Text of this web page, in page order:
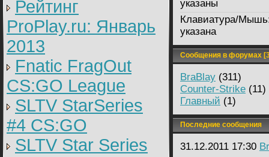
Рейтинг
ProPlay.ru: Январь
2013
Fnatic FragOut
CS:GO League
SLTV StarSeries
#4 CS:GO
SLTV Star Series
указаны
Клавиатура/
указана
Сообщения в форумах
BraBlay (311)
Counter-Strike (11)
Главный (1)
Последние сообщения
31.12.2011 17:30